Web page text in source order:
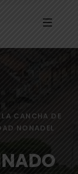
CANCHA DE
NONADEL